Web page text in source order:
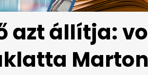
azt állítja:
Marton